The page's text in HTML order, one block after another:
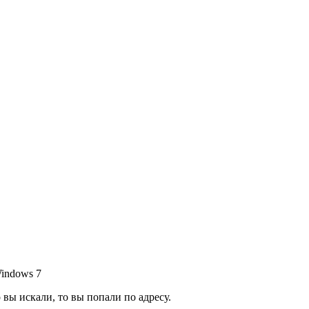
7
искали, то вы попали по адресу.